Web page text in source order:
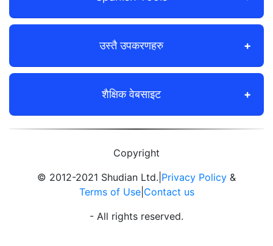
उस्तै उपकरणहरु
शैक्षिक वेबसाइट
Copyright
© 2012-2021 Shudian Ltd.| Privacy Policy &
Terms of Use| Contact us
- All rights reserved.